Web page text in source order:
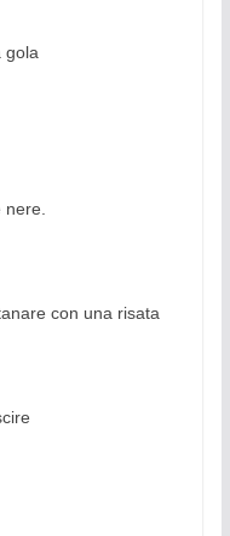
gola
con una risata